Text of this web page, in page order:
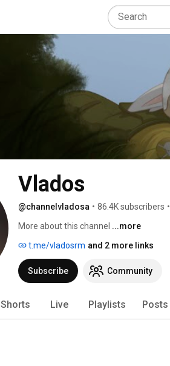
Vlados
@channelvladosa • 86.4K subscribers •
More about this channel ...more
t.me/vladosrm and 2 more links
Subscribe Community
Shorts Live Playlists Posts